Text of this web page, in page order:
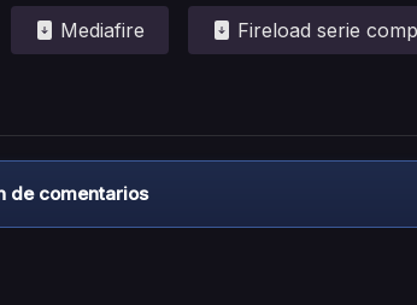
Mediafire Fireload serie
de comentarios